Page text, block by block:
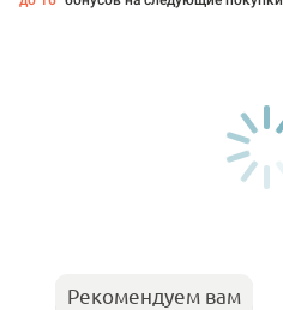
Рекомендуем вам